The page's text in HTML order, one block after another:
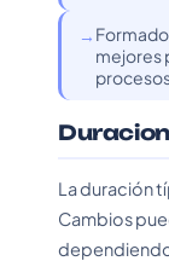
mejores
La duración
Cambios